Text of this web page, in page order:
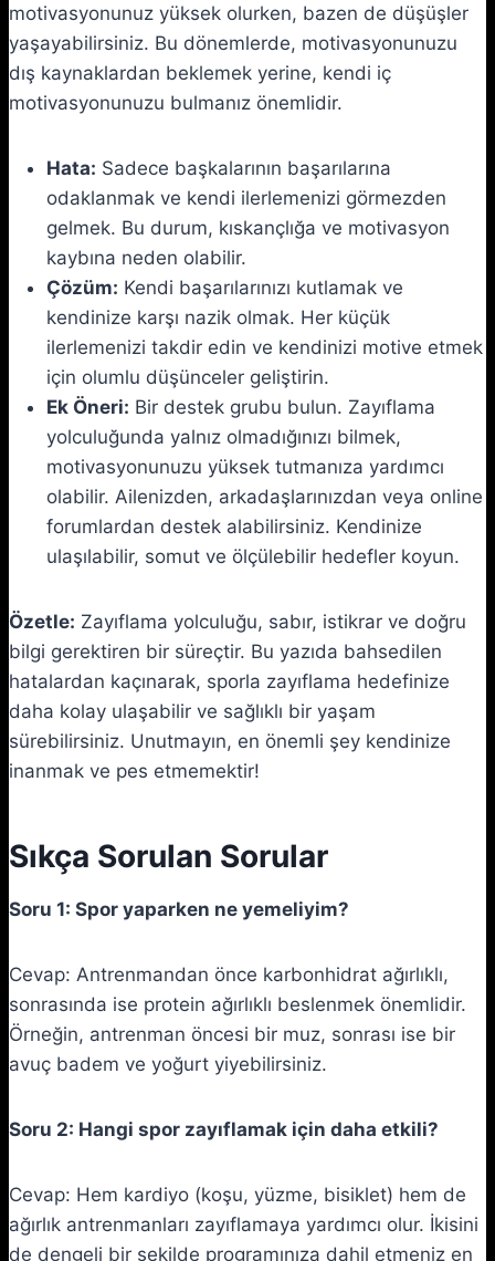
motivasyonunuz yüksek olurken, bazen de düşüşler
yaşayabilirsiniz. Bu dönemlerde, motivasyonunuzu
dış kaynaklardan beklemek yerine, kendi iç
motivasyonunuzu bulmanız önemlidir.
Hata: Sadece başkalarının başarılarına
odaklanmak ve kendi ilerlemenizi görmezden
gelmek. Bu durum, kıskançlığa ve motivasyon
kaybına neden olabilir.
Çözüm: Kendi başarılarınızı kutlamak ve
kendinize karşı nazik olmak. Her küçük
ilerlemenizi takdir edin ve kendinizi motive etmek
için olumlu düşünceler geliştirin.
Ek Öneri: Bir destek grubu bulun. Zayıflama
yolculuğunda yalnız olmadığınızı bilmek,
motivasyonunuzu yüksek tutmanıza yardımcı
olabilir. Ailenizden, arkadaşlarınızdan veya online
forumlardan destek alabilirsiniz. Kendinize
ulaşılabilir, somut ve ölçülebilir hedefler koyun.
Özetle: Zayıflama yolculuğu, sabır, istikrar ve doğru
bilgi gerektiren bir süreçtir. Bu yazıda bahsedilen
hatalardan kaçınarak, sporla zayıflama hedefinize
daha kolay ulaşabilir ve sağlıklı bir yaşam
sürebilirsiniz. Unutmayın, en önemli şey kendinize
inanmak ve pes etmemektir!
Sıkça Sorulan Sorular
Soru 1: Spor yaparken ne yemeliyim?
Cevap: Antrenmandan önce karbonhidrat ağırlıklı,
sonrasında ise protein ağırlıklı beslenmek önemlidir.
Örneğin, antrenman öncesi bir muz, sonrası ise bir
avuç badem ve yoğurt yiyebilirsiniz.
Soru 2: Hangi spor zayıflamak için daha etkili?
Cevap: Hem kardiyo (koşu, yüzme, bisiklet) hem de
ağırlık antrenmanları zayıflamaya yardımcı olur. İkisini
de dengeli bir şekilde programınıza dahil etmeniz en